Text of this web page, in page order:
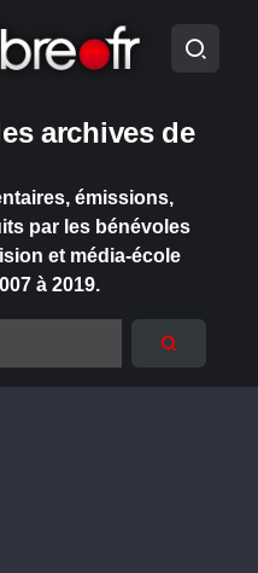
archives de
émissions,
par les bénévoles
et média-école
à 2019.